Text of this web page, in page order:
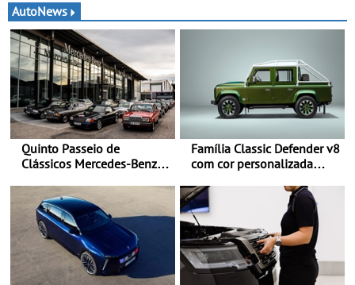
AutoNews
Quinto Passeio de
Clássicos Mercedes-Benz
inscrições abertas
Família Classic Defender v8
com cor personalizada
Double Cab